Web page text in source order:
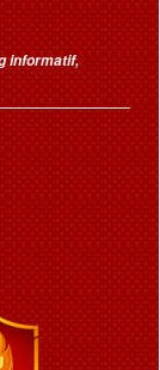
informatif,